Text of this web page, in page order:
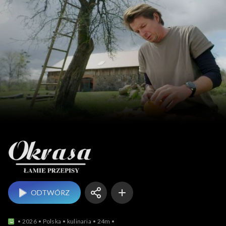
Okrasa łamie przepisy
ODTWÓRZ
2026 Polska kulinaria
24m